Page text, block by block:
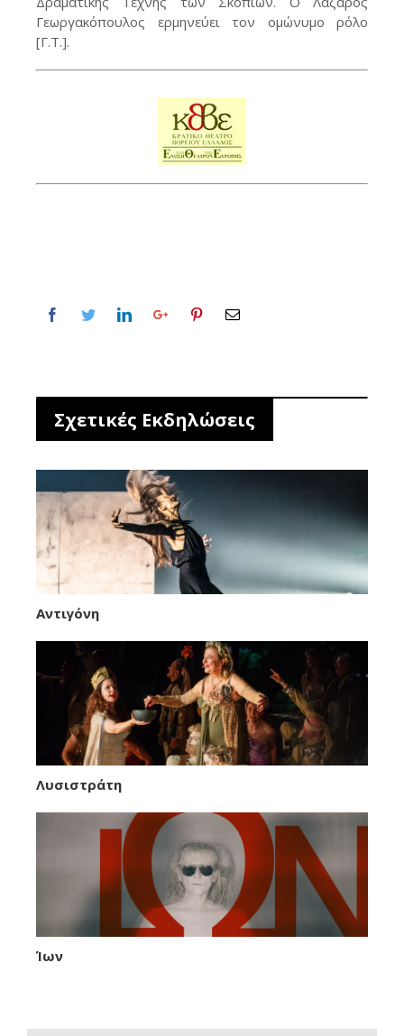
Γεωργακόπουλος ερμηνεύει τον ομώνυμο ρόλο
[Γ.Τ.].
Σχετικές Εκδηλώσεις
Αντιγόνη
Λυσιστράτη
Ίων